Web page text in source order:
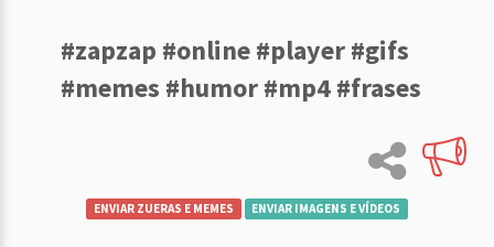
#zapzap #online #player #gifs
#memes #humor #mp4 #frases
ENVIAR ZUERAS E MEMES ENVIAR IMAGENS E VÍDEOS